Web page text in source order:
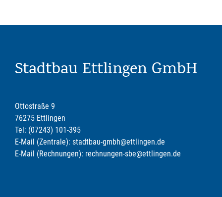
Stadtbau Ettlingen GmbH
Ottostraße 9
76275 Ettlingen
Tel: (07243) 101-395
E-Mail (Zentrale): stadtbau-gmbh@ettlingen.de
E-Mail (Rechnungen): rechnungen-sbe@ettlingen.de